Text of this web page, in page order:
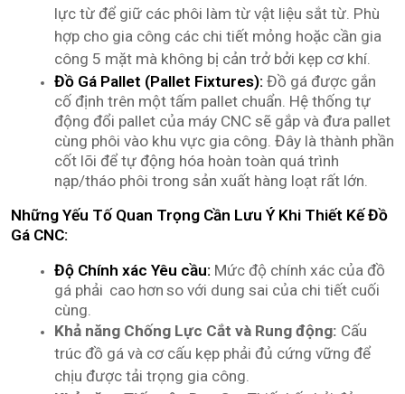
lực từ để giữ các phôi làm từ vật liệu sắt từ. Phù
hợp cho gia công các chi tiết mỏng hoặc cần gia
công 5 mặt mà không bị cản trở bởi kẹp cơ khí.
Đồ Gá Pallet (Pallet Fixtures): Đồ gá được gắn
cố định trên một tấm pallet chuẩn. Hệ thống tự
động đổi pallet của máy CNC sẽ gắp và đưa pallet
cùng phôi vào khu vực gia công. Đây là thành phần
cốt lõi để tự động hóa hoàn toàn quá trình
nạp/tháo phôi trong sản xuất hàng loạt rất lớn.
Những Yếu Tố Quan Trọng Cần Lưu Ý Khi Thiết Kế Đồ
Gá CNC:
Độ Chính xác Yêu cầu: Mức độ chính xác của đồ
gá phải cao hơn so với dung sai của chi tiết cuối
cùng.
Khả năng Chống Lực Cắt và Rung động: Cấu
trúc đồ gá và cơ cấu kẹp phải đủ cứng vững để
chịu được tải trọng gia công.